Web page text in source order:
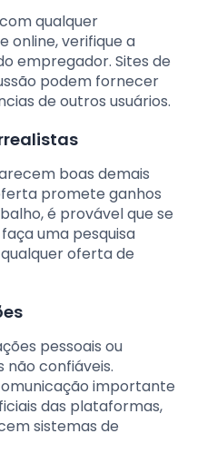
qualquer
online, verifique a
empregador. Sites de
podem fornecer
de outros usuários.
boas demais
promete ganhos
é provável que se
uma pesquisa
oferta de
pessoais ou
confiáveis.
importante
das plataformas,
sistemas de